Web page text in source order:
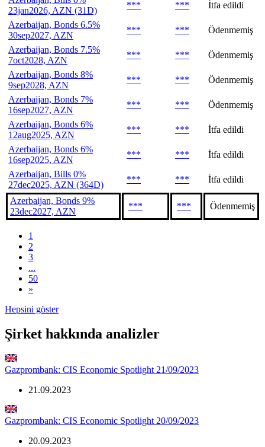
23jan2026, AZN (31D)
*** ***
İtfa edildi
Azerbaijan, Bonds 6.5%
30sep2027, AZN
*** ***
Ödenmemiş
Azerbaijan, Bonds 7.5%
7oct2028, AZN
*** ***
Ödenmemiş
Azerbaijan, Bonds 8%
9sep2028, AZN
*** ***
Ödenmemiş
Azerbaijan, Bonds 7%
16sep2027, AZN
*** ***
Ödenmemiş
Azerbaijan, Bonds 6%
12aug2025, AZN
*** ***
İtfa edildi
Azerbaijan, Bonds 6%
16sep2025, AZN
*** ***
İtfa edildi
Azerbaijan, Bills 0%
27dec2025, AZN (364D)
*** *** İtfa edildi
Azerbaijan, Bonds 9%
23dec2027, AZN
*** *** Ödenmemiş
1
2
3
...
50
»
Hepsini göster
Şirket hakkında analizler
Gazprombank: CIS Economic Spotlight 21/09/2023
21.09.2023
Gazprombank: CIS Economic Spotlight 20/09/2023
20.09.2023